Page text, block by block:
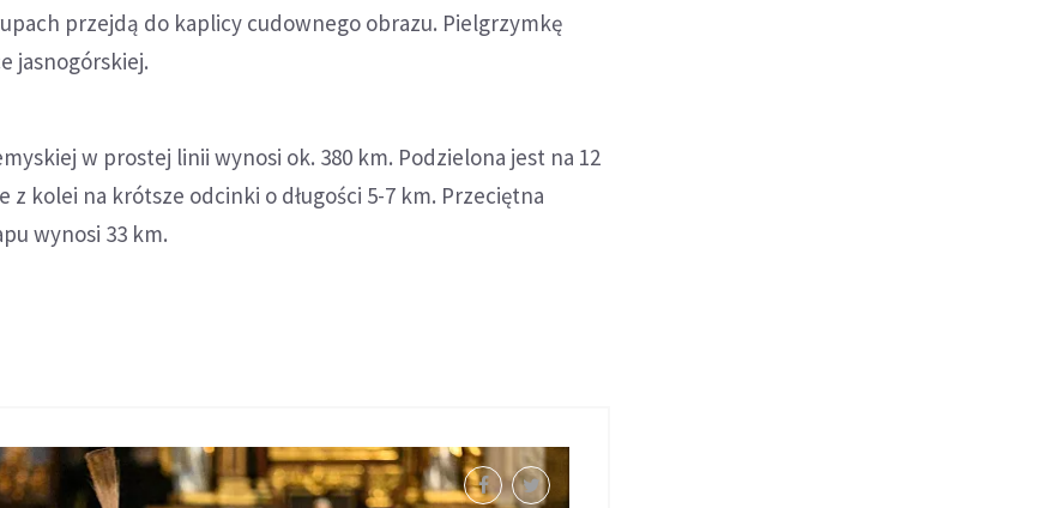
przejdą do kaplicy cudownego obrazu. Pielgrzymkę
jasnogórskiej.
w prostej linii wynosi ok. 380 km. Podzielona jest na 12
z kolei na krótsze odcinki o długości 5-7 km. Przeciętna
wynosi 33 km.